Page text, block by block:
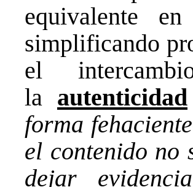
equivalente
simplificando
el
la autenticidad
forma fehaciente
el contenido no
dejar